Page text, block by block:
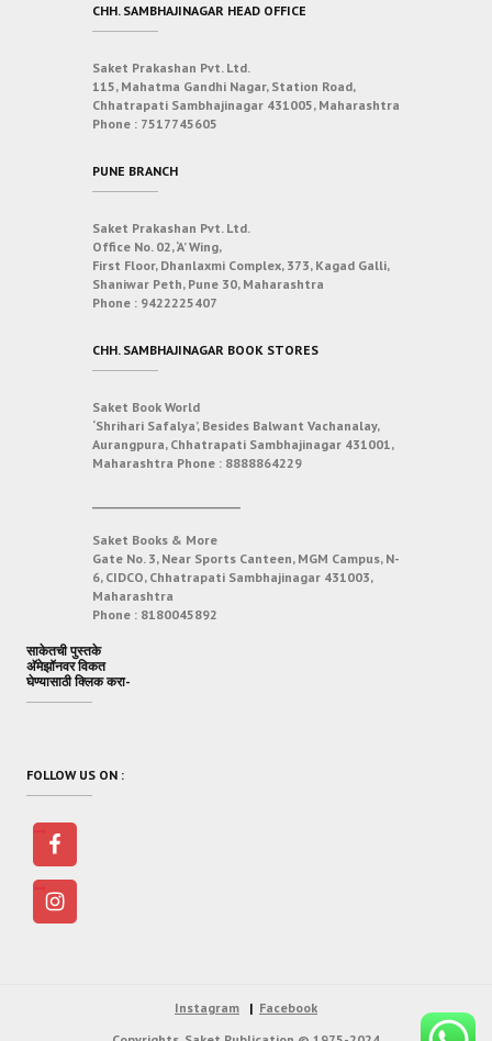
CHH. SAMBHAJINAGAR HEAD OFFICE
Saket Prakashan Pvt. Ltd.
115, Mahatma Gandhi Nagar, Station Road,
Chhatrapati Sambhajinagar 431005, Maharashtra
Phone : 7517745605
PUNE BRANCH
Saket Prakashan Pvt. Ltd.
Office No. 02, ‘A’ Wing,
First Floor, Dhanlaxmi Complex, 373, Kagad Galli,
Shaniwar Peth, Pune 30, Maharashtra
Phone : 9422225407
CHH. SAMBHAJINAGAR BOOK STORES
Saket Book World
‘Shrihari Safalya’, Besides Balwant Vachanalay,
Aurangpura, Chhatrapati Sambhajinagar 431001,
Maharashtra Phone : 8888864229
Saket Books & More
Gate No. 3, Near Sports Canteen, MGM Campus, N-
6, CIDCO, Chhatrapati Sambhajinagar 431003,
Maharashtra
Phone : 8180045892
साकेतची पुस्तके
अ‍ॅमेझॉनवर विकत
घेण्यासाठी क्लिक करा-
FOLLOW US ON :
Instagram
Facebook